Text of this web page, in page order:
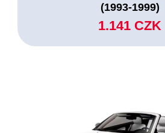
(1993-1999)
1.141 CZK